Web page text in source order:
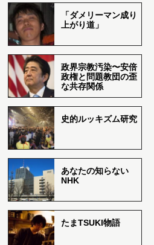
「ダメリーマン成り
上がり道」
政界宗教汚染〜安倍
政権と問題教団の歪
な共存関係
史的ルッキズム研究
あなたの知らない
NHK
たまTSUKI物語